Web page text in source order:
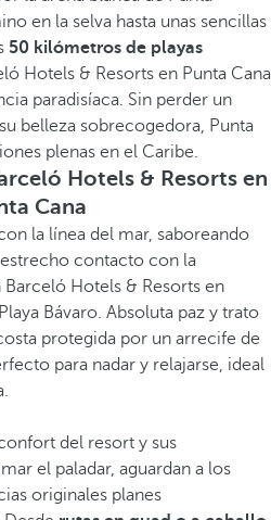
en la selva hasta unas sencillas
50 kilómetros de playas
Hotels & Resorts en Punta Cana
paradisíaca. Sin perder un
belleza sobrecogedora, Punta
plenas en el Caribe.
Hotels & Resorts en
Cana
la línea del mar, saboreando
contacto con la
Barceló Hotels & Resorts en
Bávaro. Absoluta paz y trato
protegida por un arrecife de
para nadar y relajarse, ideal
del resort y sus
el paladar, aguardan a los
originales planes